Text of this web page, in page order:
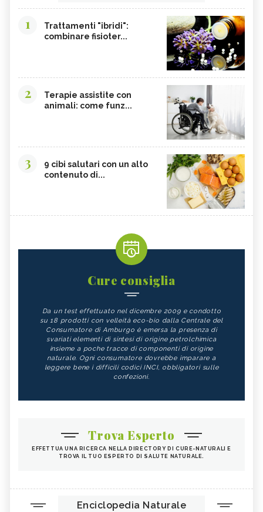
1
Trattamenti "ibridi":
combinare fisioter...
2
Terapie assistite con
animali: come funz...
3
9 cibi salutari con un alto
contenuto di...
Cure consiglia
Da un test effettuato nel dicembre 2009 e condotto
su 18 prodotti con velleità eco-bio dalla Centrale del
Consumatore di Amburgo è emersa la presenza di
svariati elementi di sintesi di origine petrolchimica
insieme a poche tracce di componenti di origine
naturale. Ogni consumatore dovrebbe imparare a
leggere bene i difficili codici INCI, obbligatori sulle
confezioni.
Trova Esperto
EFFETTUA UNA RICERCA NELLA DIRECTORY DI CURE-NATURALI E
TROVA IL TUO ESPERTO DI SALUTE NATURALE.
Enciclopedia Naturale